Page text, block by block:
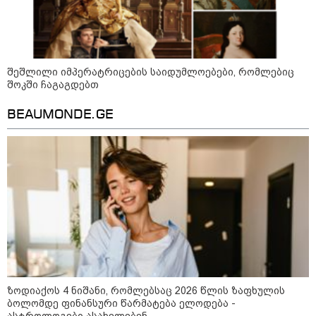
წარმოადგენს, რომლის დროსაც
მართლაც რომ კატასტროფული
სიტუაცია იყო
აზერბაიჯანის საგარეო საქმეთა
მინისტრი კიევში ჩავიდა
The Washington Post წერს, რომ
რაკეტების დეფიციტის გამო
დონალდ ტრამპსა და პიტ ჰეგსეთს
შორის კონფლიქტი მოხდა, თეთრი
სახლის პრესსპიკერმა კი
აღნიშნულ ინფორმაციას „100%-ით
ფეიკ ნიუსი“ უწოდა
საზოგადოება
შეშლილი იმპერატრიცების საიდუმლოებები, რომლებიც
შოკში ჩაგაგდებთ
BEAUMONDE.GE
ზოდიაქოს 4 ნიშანი, რომლებსაც 2026 წლის ზაფხულის
ბოლომდე ფინანსური წარმატება ელოდება -